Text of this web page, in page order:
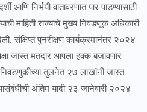
आणि निर्भयी वातावरणात पार पाडण्यासाठी
माहिती राज्याचे मुख्य निवडणूक अधिकारी
संक्षिप्त पुनरीक्षण कार्यक्रमानंतर २०२४
जास्त मतदार आपला हक्क बजावणार
तुलनेत २७ लाखांनी जास्त
अंतिम यादी २३ जानेवारी २०२४